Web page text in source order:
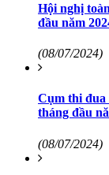
Hội nghị
đầu năm
(08/07/2024)
Cụm thi đua
tháng đầu
(08/07/2024)